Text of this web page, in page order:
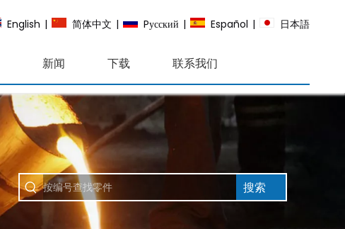
English | 简体中文 | Pусский | Español | 日本語
新闻 下载 联系我们
搜索